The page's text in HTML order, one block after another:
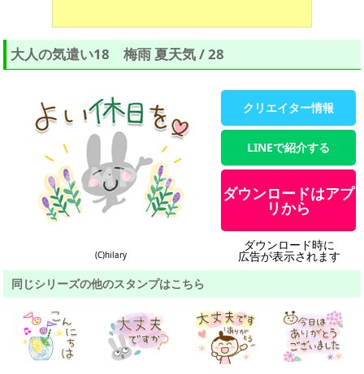
大人の気遣い18 梅雨 夏天気 / 28
(C)hilary
クリエイター情報
LINEで紹介する
ダウンロードはアプ
リから
ダウンロード時に
広告が表示されます
同じシリーズの他のスタンプはこちら